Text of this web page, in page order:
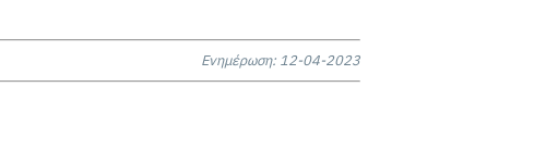
Ενημέρωση: 12-04-2023